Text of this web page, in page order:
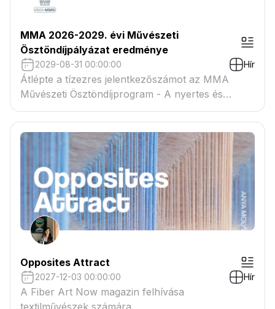
MMA 2026-2029. évi Művészeti
Ösztöndíjpályázat eredménye
2029-08-31 00:00:00 Hír
Átlépte a tízezres jelentkezőszámot az MMA
Művészeti Ösztöndíjprogram - A nyertes és
tartaléklistás pályázók névsora megtekinthető a
csatolmányban
Opposites Attract
2027-12-03 00:00:00 Hír
A Fiber Art Now magazin felhívása
textilművészek számára